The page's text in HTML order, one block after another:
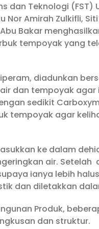
dan Teknologi (FST)
Amirah Zulkifli,
Bakar
tempoyak yang
diadunkan
dan tempoyak agar
sedikit
tempoyak agar
ke dalam
air. Setelah
ianya lebih
dan diletakkan
Produk,
dan struktur.